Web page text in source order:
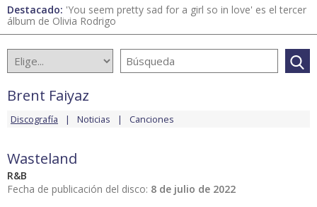
Destacado: 'You seem pretty sad for a girl so in love' es el tercer
álbum de Olivia Rodrigo
Brent Faiyaz
Discografía Noticias Canciones
Wasteland
R&B
Fecha de publicación del disco: 8 de julio de 2022